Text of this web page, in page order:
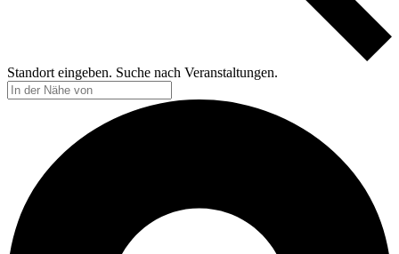
Standort eingeben. Suche nach Veranstaltungen.